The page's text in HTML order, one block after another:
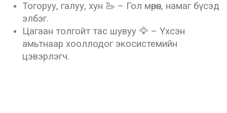
Тогоруу, галуу, хун 🦢 – Гол мөрөн, намаг бүсэд
элбэг.
Цагаан толгойт тас шувуу 🦅 – Үхсэн
амьтнаар хооллодог экосистемийн
цэвэрлэгч.